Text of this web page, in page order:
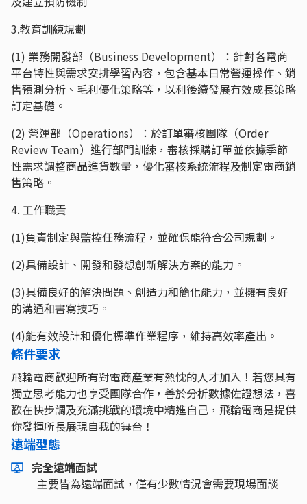
3.教育訓練規劃
(1) 業務開發部（Business Development）：針對各電商
平台特性與需求安排學習內容，包含基本日常營運操作、銷
售預測分析、毛利優化策略等，以利後續發展有效成長策略
訂定基礎。
(2) 營運部（Operations）：於訂單審核團隊（Order
Review Team）進行部門訓練，審核採購訂單並依據季節
性需求調整商品進貨數量，優化審核系統流程及制定電商銷
售策略。
4. 工作職責
(1)負責制定與監控任務流程，並確保能符合公司規劃。
(2)具備設計、開發和發想創新解決方案的能力。
(3)具備良好的解決問題、創造力和簡化能力，並擁有良好
的溝通和書寫技巧。
(4)能有效設計和優化標準作業程序，維持高效率產出。
條件要求
飛輪電商歡迎所有對電商產業有熱忱的人才加入！若您具有
獨立思考能力也享受團隊合作，善於分析數據佐證想法，喜
歡在快步調及充滿挑戰的環境中精進自己，飛輪電商是提供
你發揮所長展現自我的舞台！
遠端型態
完全遠端面試
主要皆為遠端面試，僅有少數情況會需要現場面談